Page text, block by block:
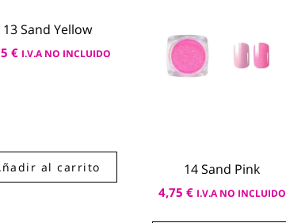
13 Sand Yellow
€ I.V.A NO INCLUIDO
al carrito 14 Sand Pink
4,75 € I.V.A NO INCLUIDO